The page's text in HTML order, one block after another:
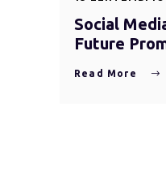
Social
Future
Read More